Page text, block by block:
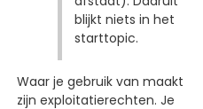
blijkt niets in het
starttopic.
Waar je gebruik van maakt
zijn exploitatierechten. Je